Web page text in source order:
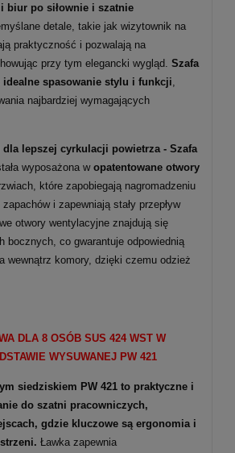
biur po siłownie i szatnie
detale, takie jak wizytownik na
praktyczność i pozwalają na
przy tym elegancki wygląd. Szafa
idealne spasowanie stylu i funkcji
najbardziej wymagających
lepszej cyrkulacji powietrza - Szafa
wyposażona w opatentowane otwory
które zapobiegają nagromadzeniu
i zapewniają stały przepływ
otwory wentylacyjne znajdują się
bocznych, co gwarantuje odpowiednią
wewnątrz komory, dzięki czemu odzież
DLA 8 OSÓB SUS 424 WST W
WYSUWANEJ PW 421
siedziskiem PW 421 to praktyczne i
do szatni pracowniczych,
gdzie kluczowe są ergonomia i
. Ławka zapewnia